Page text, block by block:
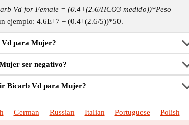
Vd for Female = (0.4+(2.6/HCO3 medido))*Peso
ejemplo: 4.6E+7 = (0.4+(2.6/5))*50.
para Mujer?
ser negativo?
Bicarb Vd para Mujer?
German Russian Italian Portuguese Polish